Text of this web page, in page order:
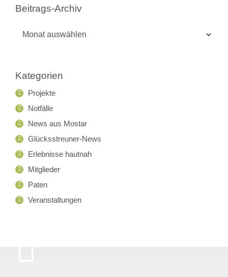
Beitrags-Archiv
Kategorien
Projekte
Notfälle
News aus Mostar
Glücksstreuner-News
Erlebnisse hautnah
Mitglieder
Paten
Veranstaltungen